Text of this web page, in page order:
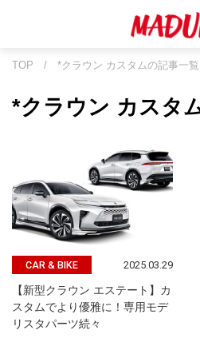
TOP / *クラウン カスタムの記事一覧
*クラウン カスタ
CAR & BIKE 2025.03.29
【新型クラウン エステート】カ
スタムでより優雅に！専用モデ
リスタパーツ続々